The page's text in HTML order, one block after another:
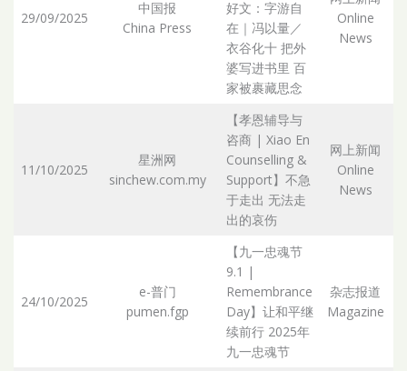
29/09/2025
中国报
China Press
好文：字游自
在｜冯以量／
衣谷化十 把外
婆写进书里 百
家被裹藏思念
Online
News
11/10/2025
星洲网
sinchew.com.my
【孝恩辅导与
咨商 | Xiao En
Counselling &
Support】不急
于走出 无法走
出的哀伤
网上新闻
Online
News
24/10/2025
e-普门
pumen.fgp
【九一忠魂节
9.1 |
Remembrance
Day】让和平继
续前行 2025年
九一忠魂节
杂志报道
Magazine